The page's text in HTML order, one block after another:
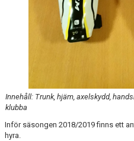
Innehåll: Trunk, hjäm, axelskydd,
klubba
Inför säsongen 2018/2019 finns ett
hyra.